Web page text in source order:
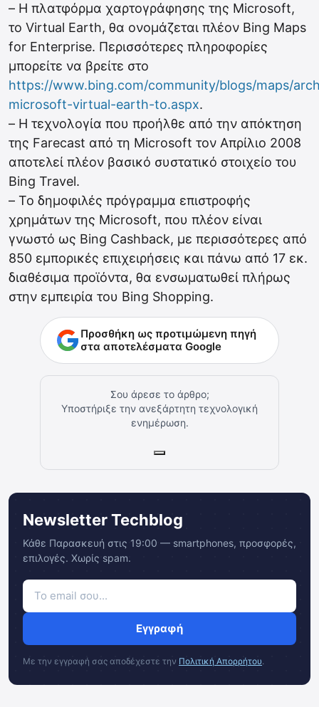
– Η πλατφόρμα χαρτογράφησης της Microsoft,
το Virtual Earth, θα ονομάζεται πλέον Bing Maps
for Enterprise. Περισσότερες πληροφορίες
μπορείτε να βρείτε στο
https://www.bing.com/community/blogs/maps/
microsoft-virtual-earth-to.aspx.
– Η τεχνολογία που προήλθε από την απόκτηση
της Farecast από τη Microsoft τον Απρίλιο 2008
αποτελεί πλέον βασικό συστατικό στοιχείο του
Bing Travel.
– Το δημοφιλές πρόγραμμα επιστροφής
χρημάτων της Microsoft, που πλέον είναι
γνωστό ως Bing Cashback, με περισσότερες από
850 εμπορικές επιχειρήσεις και πάνω από 17 εκ.
διαθέσιμα προϊόντα, θα ενσωματωθεί πλήρως
στην εμπειρία του Bing Shopping.
Προσθήκη ως προτιμώμενη πηγή
στα αποτελέσματα Google
Σου άρεσε το άρθρο;
Υποστήριξε την ανεξάρτητη τεχνολογική
ενημέρωση.
Newsletter Techblog
Κάθε Παρασκευή στις 19:00 — smartphones, προσφορές,
επιλογές. Χωρίς spam.
Εγγραφή
Με την εγγραφή σας αποδέχεστε την Πολιτική Απορρήτου.